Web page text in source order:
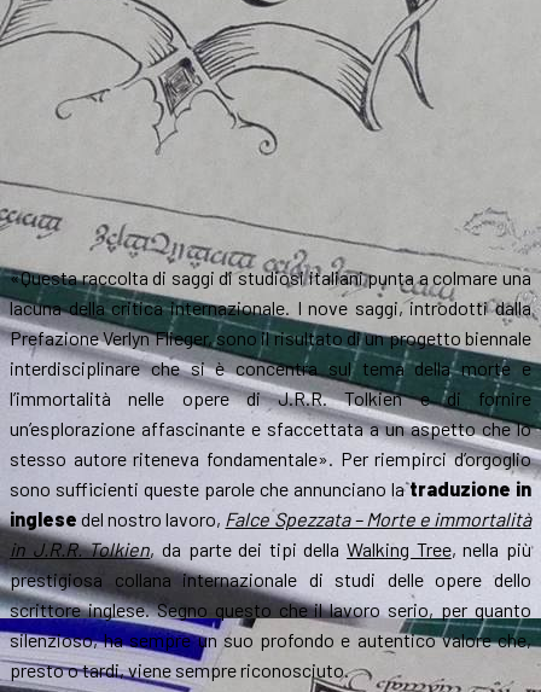
«Questa raccolta di saggi di studiosi italiani punta a colmare una
lacuna della critica internazionale. I nove saggi, introdotti dalla
Prefazione Verlyn Flieger, sono il risultato di un progetto biennale
interdisciplinare che si è concentra sul tema della morte e
l’immortalità nelle opere di J.R.R. Tolkien e di fornire
un’esplorazione affascinante e sfaccettata a un aspetto che lo
stesso autore riteneva fondamentale». Per riempirci d’orgoglio
sono sufficienti queste parole che annunciano latraduzione in
inglese del nostro lavoro, Falce Spezzata – Morte e immortalità
in J.R.R. Tolkien, da parte dei tipi dellaWalking Tree, nella più
prestigiosa collana internazionale di studi delle opere dello
scrittore inglese. Segno questo che il lavoro serio, per quanto
silenzioso, ha sempre un suo profondo e autentico valore che,
presto o tardi, viene sempre riconosciuto.